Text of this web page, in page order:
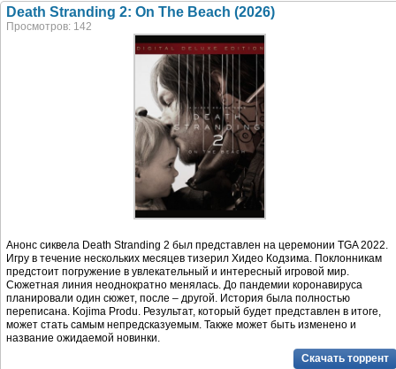
Death Stranding 2: On The Beach (2026)
Просмотров: 142
Анонс сиквела Death Stranding 2 был представлен на церемонии TGA 2022.
Игру в течение нескольких месяцев тизерил Хидео Кодзима. Поклонникам
предстоит погружение в увлекательный и интересный игровой мир.
Сюжетная линия неоднократно менялась. До пандемии коронавируса
планировали один сюжет, после – другой. История была полностью
переписана. Kojima Produ. Результат, который будет представлен в итоге,
может стать самым непредсказуемым. Также может быть изменено и
название ожидаемой новинки.
Скачать торрент